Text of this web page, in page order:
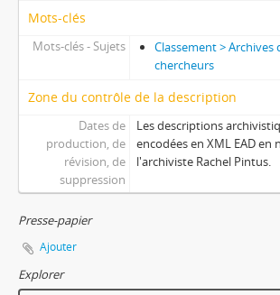
Mots-clés
Mots-clés - Sujets
Classement > Archives
chercheurs
Zone du contrôle de la description
Dates de
production, de
révision, de
suppression
Les descriptions
encodées en XML EAD en
l'archiviste Rachel Pintus.
Presse-papier
Ajouter
Explorer